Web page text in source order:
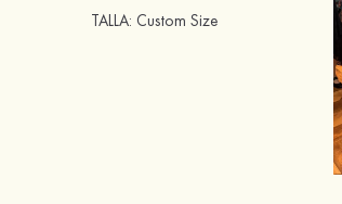
TALLA: Custom Size